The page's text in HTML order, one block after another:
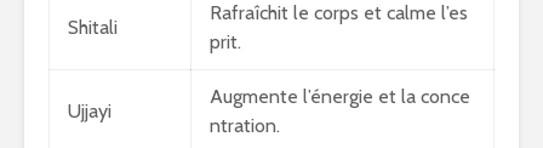
Shitali
Rafraîchit le corps et calme l’es
prit.
Ujjayi
Augmente l’énergie et la conce
ntration.